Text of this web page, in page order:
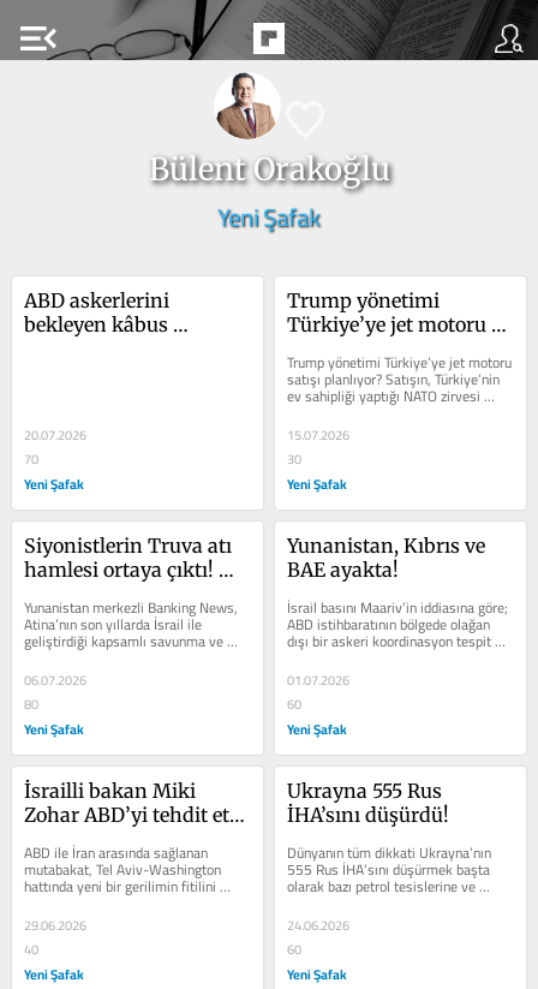
menu_open
Bülent Orakoğlu
Yeni Şafak
ABD askerlerini
bekleyen kâbus
20.07.2026
70
Yeni Şafak
Trump yönetimi
Türkiye’ye jet motoru
Trump yönetimi Türkiye’ye jet motoru
satışı planlıyor? Satışın, Türkiye’nin
ev sahipliği yaptığı NATO zirvesi
öncesinde Ankara’ya...
15.07.2026
30
Yeni Şafak
Siyonistlerin Truva atı
hamlesi ortaya çıktı!
haline geldi!
Yunanistan merkezli Banking News,
Atina’nın son yıllarda İsrail ile
geliştirdiği kapsamlı savunma ve
güvenlik iş birliğinin ülkeyi...
06.07.2026
80
Yeni Şafak
Yunanistan, Kıbrıs ve
BAE ayakta!
İsrail basını Maariv’in iddiasına göre;
ABD istihbaratının bölgede olağan
dışı bir askeri koordinasyon tespit
etmesiyle birlikte...
01.07.2026
60
Yeni Şafak
İsrailli bakan Miki
Zohar ABD’yi tehdit etti!
“ABD ile İsrail yakın
gelecekte hesaplaşacak”
ABD ile İran arasında sağlanan
mutabakat, Tel Aviv-Washington
hattında yeni bir gerilimin fitilini
ateşledi. İsrail Kültür ve Spor
Bakanı...
29.06.2026
40
Yeni Şafak
Ukrayna 555 Rus
İHA’sını düşürdü!
Dünyanın tüm dikkati Ukrayna’nın
555 Rus İHA’sını düşürmek başta
olarak bazı petrol tesislerine ve
binalara yapılan saldırıların...
24.06.2026
60
Yeni Şafak